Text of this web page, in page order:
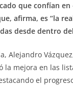
que confían en
afirma, es “la
desde dentro
Alejandro
la mejora en las
el